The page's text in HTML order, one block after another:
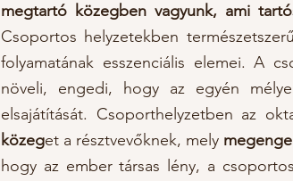
megtartó közegben vagyunk, ami
Csoportos helyzetekben
folyamatának esszenciális elemei. A
növeli, engedi, hogy az egyén
elsajátítását. Csoporthelyzetben az
közeget a résztvevőknek, mely
hogy az ember társas lény, a